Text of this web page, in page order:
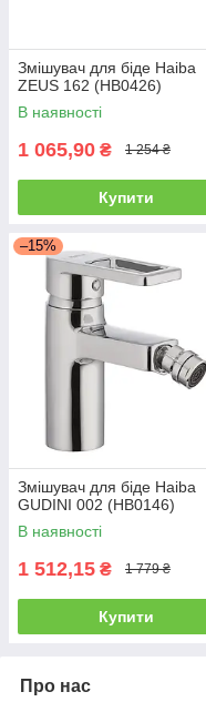
Змішувач для біде Haiba
ZEUS 162 (HB0426)
В наявності
1 065,90 ₴ 1 254 ₴
Купити
–15%
Змішувач для біде Haiba
GUDINI 002 (HB0146)
В наявності
1 512,15 ₴ 1 779 ₴
Купити
Про нас